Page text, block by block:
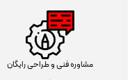
مشاوره فنی و طراحی رایگان